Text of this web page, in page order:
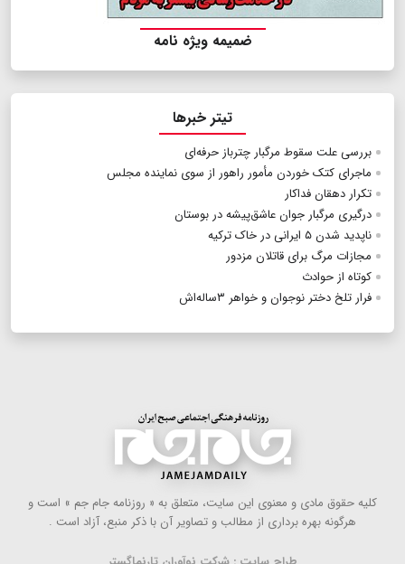
ضمیمه ویژه نامه
تیتر خبرها
بررسی علت سقوط مرگبار چترباز حرفه‌ای
ماجرای کتک خوردن مأمور راهور از سوی نماینده مجلس
تکرار دهقان فداکار
درگیری مرگبار جوان عاشق‌پیشه در بوستان
ناپدید شدن ۵ ایرانی در خاک ترکیه
مجازات مرگ برای قاتلان مزدور
کوتاه از حوادث
فرار تلخ دختر نوجوان و خواهر ۳ساله‌اش
كلیه حقوق مادی و معنوی این سایت، متعلق به « روزنامه جام جم » است و
هرگونه بهره ‌برداری از مطالب و تصاویر آن با ذكر منبع، آزاد است .